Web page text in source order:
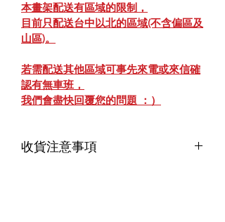
本畫架配送有區域的限制，
目前只配送台中以北的區域(不含偏區及
山區)。
若需配送其他區域可事先來電或來信確
認有無車班，
我們會盡快回覆您的問題 ：）
收貨注意事項